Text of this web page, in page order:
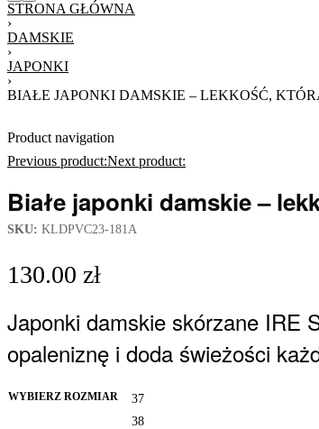
STRONA GŁÓWNA
›
DAMSKIE
›
JAPONKI
›
BIAŁE JAPONKI DAMSKIE – LEKKOŚĆ,
Product navigation
Previous product:Next product:
Białe japonki damskie –
SKU: KLDPVC23-181A
130.00 zł
Japonki damskie skórzane IRE
opaleniznę i doda świeżości
WYBIERZ ROZMIAR
37
38